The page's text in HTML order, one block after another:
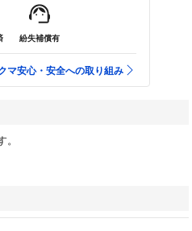
紛失補償有
マ安心・安全への取り組み